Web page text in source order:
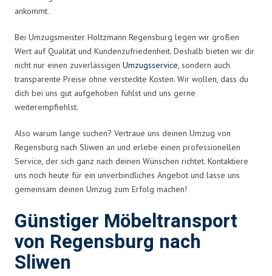
ankommt.
Bei Umzugsmeister Holtzmann Regensburg legen wir großen
Wert auf Qualität und Kundenzufriedenheit. Deshalb bieten wir dir
nicht nur einen zuverlässigen Umzugsservice, sondern auch
transparente Preise ohne versteckte Kosten. Wir wollen, dass du
dich bei uns gut aufgehoben fühlst und uns gerne
weiterempfiehlst.
Also warum lange suchen? Vertraue uns deinen Umzug von
Regensburg nach Sliwen an und erlebe einen professionellen
Service, der sich ganz nach deinen Wünschen richtet. Kontaktiere
uns noch heute für ein unverbindliches Angebot und lasse uns
gemeinsam deinen Umzug zum Erfolg machen!
Günstiger Möbeltransport
von Regensburg nach
Sliwen